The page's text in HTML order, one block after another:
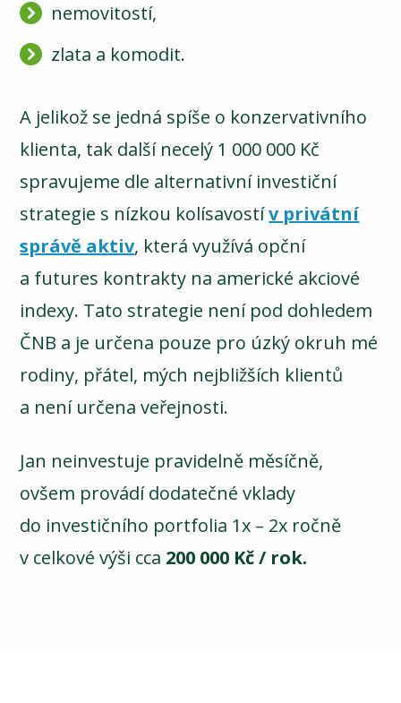
nemovitostí,
zlata a komodit.
A jelikož se jedná spíše o konzervativního
klienta, tak další necelý 1 000 000 Kč
spravujeme dle alternativní investiční
strategie s nízkou kolísavostív privátní
správě aktiv, která využívá opční
a futures kontrakty na americké akciové
indexy. Tato strategie není pod dohledem
ČNB a je určena pouze pro úzký okruh mé
rodiny, přátel, mých nejbližších klientů
a není určena veřejnosti.
Jan neinvestuje pravidelně měsíčně,
ovšem provádí dodatečné vklady
do investičního portfolia 1x – 2x ročně
v celkové výši cca 200 000 Kč / rok.